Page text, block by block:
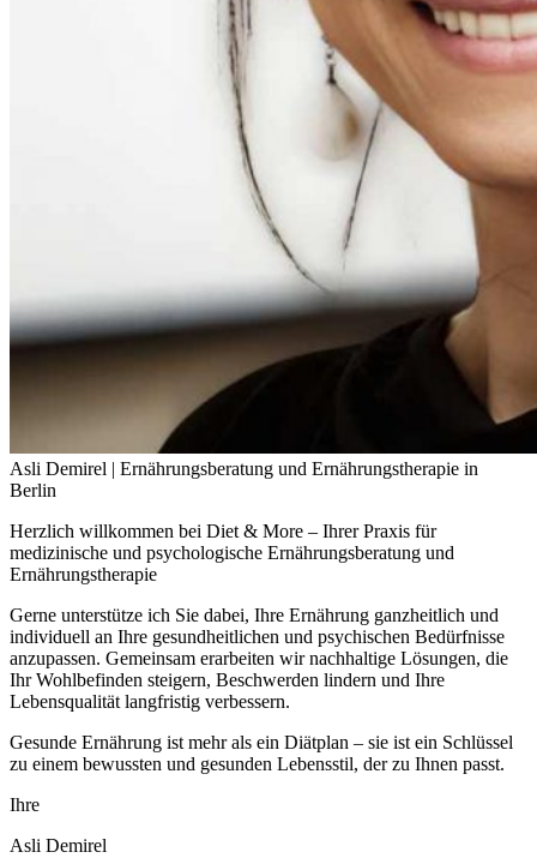
Asli Demirel | Ernährungsberatung und Ernährungstherapie in
Berlin
Herzlich willkommen bei Diet & More – Ihrer Praxis für
medizinische und psychologische Ernährungsberatung und
Ernährungstherapie
Gerne unterstütze ich Sie dabei, Ihre Ernährung ganzheitlich und
individuell an Ihre gesundheitlichen und psychischen Bedürfnisse
anzupassen. Gemeinsam erarbeiten wir nachhaltige Lösungen, die
Ihr Wohlbefinden steigern, Beschwerden lindern und Ihre
Lebensqualität langfristig verbessern.
Gesunde Ernährung ist mehr als ein Diätplan – sie ist ein Schlüssel
zu einem bewussten und gesunden Lebensstil, der zu Ihnen passt.
Ihre
Asli Demirel